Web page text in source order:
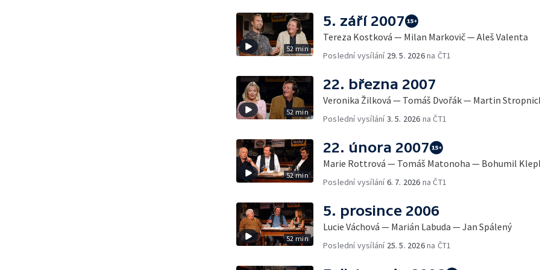
52 min
5. září 2007
Tereza Kostková — Milan Markovič — Aleš Valenta
Poslední vysílání 29. 5. 2026na ČT1
52 min
22. března 2007
Veronika Žilková — Tomáš Dvořák — Martin
Poslední vysílání3. 5. 2026 na ČT1
52 min
22. února 2007
Marie Rottrová — Tomáš Matonoha — Bohumil
Poslední vysílání6. 7. 2026 na ČT1
52 min
5. prosince 2006
Lucie Váchová — Marián Labuda — Jan Spálený
Poslední vysílání 25. 5. 2026na ČT1